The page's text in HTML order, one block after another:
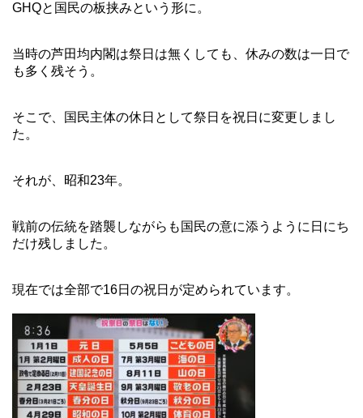
GHQと国民の板挟みという形に。
当時の芦田均内閣は祭日は無くしても、休みの数は一日で
も多く残そう。
そこで、国民主体の休日として祭日を祝日に変更しまし
た。
それが、昭和23年。
戦前の伝統を踏襲しながらも国民の意に添うように日にち
だけ残しました。
現在では全部で16日の祝日が定められています。